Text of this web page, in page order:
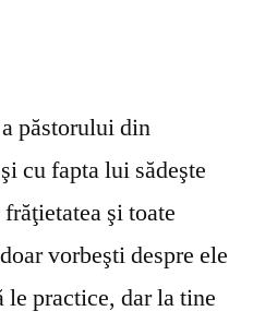
păstorului din
cu fapta lui sădeşte
şi toate
vorbeşti despre ele
practice, dar la tine